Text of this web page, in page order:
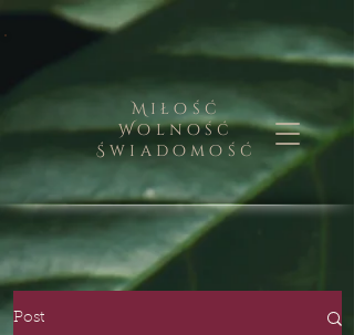
Miłość
Wolność
Świadomość
Post